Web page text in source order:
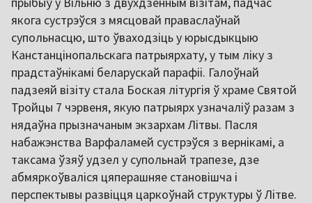
якога сустрэўся з мясцовай праваслаўнай
супольнасцю, што ўваходзіць у юрысдыкцыю
Канстанцінопальскага патрыярхату, у тым ліку з
прадстаўнікамі беларускай парафіі. Галоўнай
падзеяй візіту стала Боская літургія ў храме Святой
Тройцы 7 чэрвеня, якую патрыярх узначаліў разам з
нядаўна прызначаным экзархам Літвы. Пасля
набажэнства Варфаламей сустрэўся з вернікамі, а
таксама ўзяў удзел у супольнай трапезе, дзе
абмяркоўваліся цяперашняе становішча і
перспектывы развіцця царкоўнай структуры ў Літве.